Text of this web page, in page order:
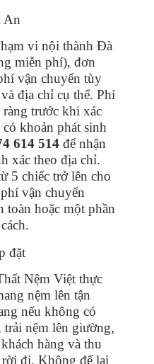
An
vi nội thành Đà
miễn phí), đơn
vận chuyển tùy
địa chỉ cụ thể. Phí
trước khi xác
khoản phát sinh
614 514để nhận
xác theo địa chỉ.
5 chiếc trở lên cho
vận chuyển
toàn hoặc một phần
đặt
Nệm Việt thực
nệm lên tận
nếu không có
trải nệm lên giường,
hàng và thu
đi. Không để lại